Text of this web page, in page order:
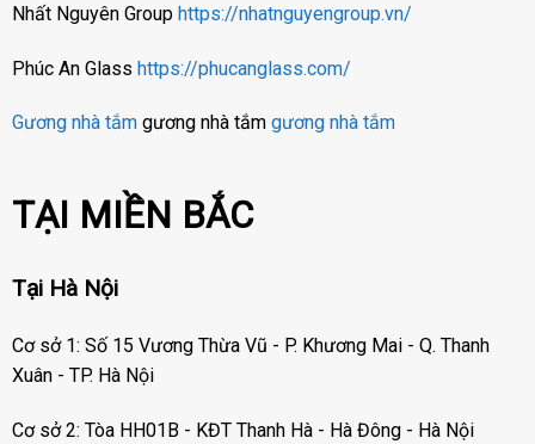
Nhất Nguyên Group https://nhatnguyengroup.vn/
Phúc An Glass https://phucanglass.com/
Gương nhà tắmgương nhà tắm gương nhà tắm
TẠI MIỀN BẮC
Tại Hà Nội
Cơ sở 1: Số 15 Vương Thừa Vũ - P. Khương Mai - Q. Thanh
Xuân - TP. Hà Nội
Cơ sở 2: Tòa HH01B - KĐT Thanh Hà - Hà Đông - Hà Nội